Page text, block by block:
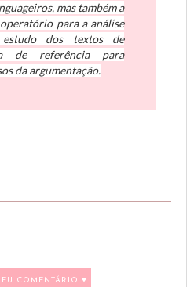
mas também a
para a análise
dos textos de
de referência para
da argumentação.
COMENTÁRIO ♥